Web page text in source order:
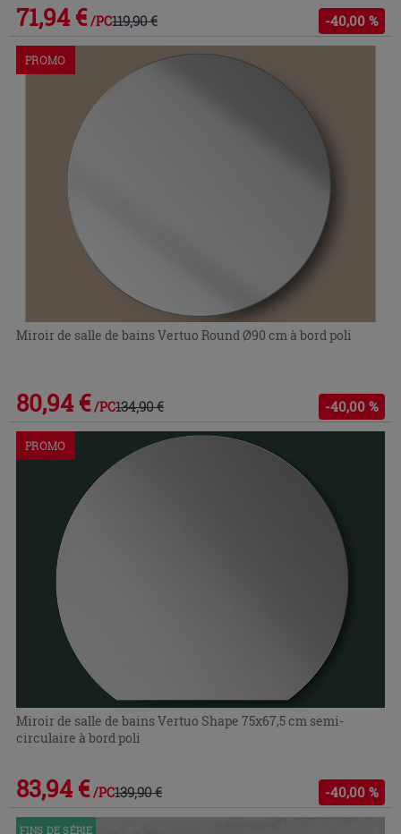
71,94 € /PC119,90 € -40,00 %
PROMO
Miroir de salle de bains Vertuo Round Ø90 cm à bord poli
80,94 € /PC134,90 € -40,00 %
PROMO
Miroir de salle de bains Vertuo Shape 75x67,5 cm semi-
circulaire à bord poli
83,94 € /PC139,90 € -40,00 %
FINS DE SÉRIE